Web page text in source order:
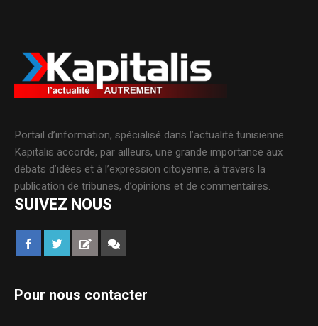
Portail d’information, spécialisé dans l’actualité tunisienne.
Kapitalis accorde, par ailleurs, une grande importance aux
débats d’idées et à l’expression citoyenne, à travers la
publication de tribunes, d’opinions et de commentaires.
SUIVEZ NOUS
Pour nous contacter